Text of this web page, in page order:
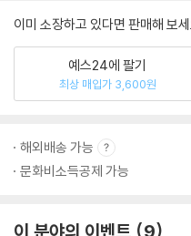
이미 소장하고 있다면 판매해 보
예스24에 팔기
최상 매입가 3,600원
해외배송 가능
문화비소득공제 가능
이 분야의 이벤트 9